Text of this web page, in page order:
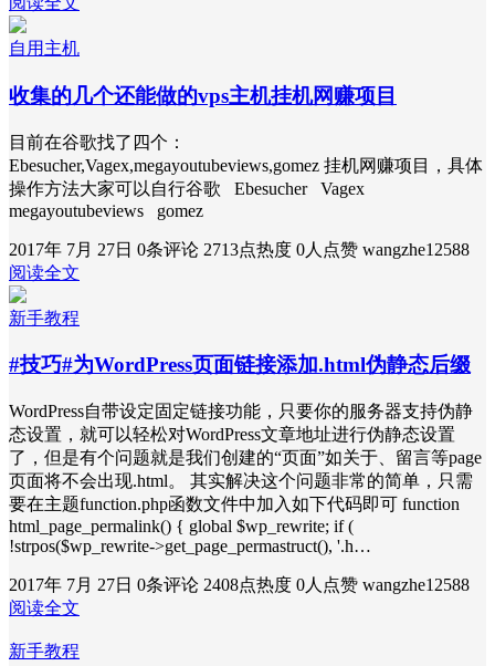
自用主机
收集的几个还能做的vps主机挂机网赚项目
目前在谷歌找了四个：
Ebesucher,Vagex,megayoutubeviews,gomez 挂机网赚项目，具体
操作方法大家可以自行谷歌 Ebesucher Vagex
megayoutubeviews gomez
2017年 7月 27日 0条评论 2713点热度 0人点赞 wangzhe12588
阅读全文
新手教程
#技巧#为WordPress页面链接添加.html伪静态后缀
WordPress自带设定固定链接功能，只要你的服务器支持伪静
态设置，就可以轻松对WordPress文章地址进行伪静态设置
了，但是有个问题就是我们创建的“页面”如关于、留言等page
页面将不会出现.html。 其实解决这个问题非常的简单，只需
要在主题function.php函数文件中加入如下代码即可 function
html_page_permalink() { global $wp_rewrite; if (
!strpos($wp_rewrite->get_page_permastruct(), '.h…
2017年 7月 27日 0条评论 2408点热度 0人点赞 wangzhe12588
阅读全文
新手教程